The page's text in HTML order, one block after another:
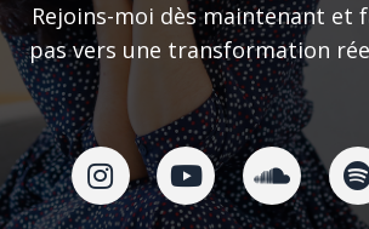
Rejoins-moi dès maintenant et
pas vers une transformation